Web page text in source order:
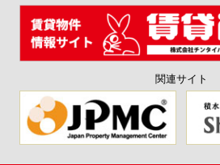
関連サイト